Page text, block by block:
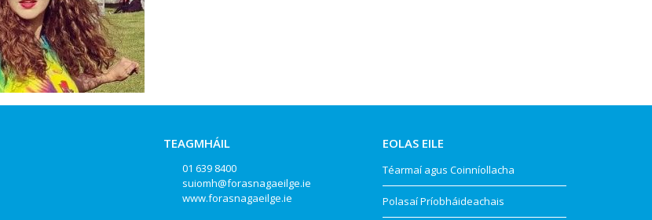
TEAGMHÁIL
01 639 8400
suiomh@forasnagaeilge.ie
www.forasnagaeilge.ie
EOLAS EILE
Téarmaí agus Coinníollacha
Polasaí Príobháideachais